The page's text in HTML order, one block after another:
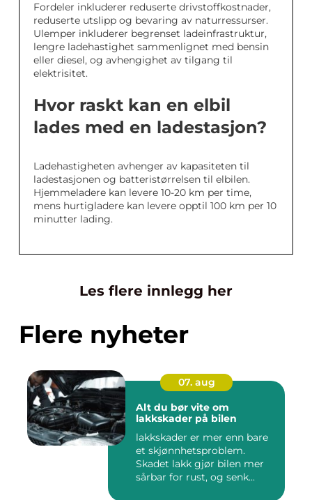
Fordeler inkluderer reduserte drivstoffkostnader,
reduserte utslipp og bevaring av naturressurser.
Ulemper inkluderer begrenset ladeinfrastruktur,
lengre ladehastighet sammenlignet med bensin
eller diesel, og avhengighet av tilgang til
elektrisitet.
Hvor raskt kan en elbil
lades med en ladestasjon?
Ladehastigheten avhenger av kapasiteten til
ladestasjonen og batteristørrelsen til elbilen.
Hjemmeladere kan levere 10-20 km per time,
mens hurtigladere kan levere opptil 100 km per 10
minutter lading.
Les flere innlegg her
Flere nyheter
07. aug
Alt du bør vite om
lakkskader på bilen
lakkskader er mer enn bare
et skjønnhetsproblem.
Skadet lakk gjør bilen mer
sårbar for rust, og senk...